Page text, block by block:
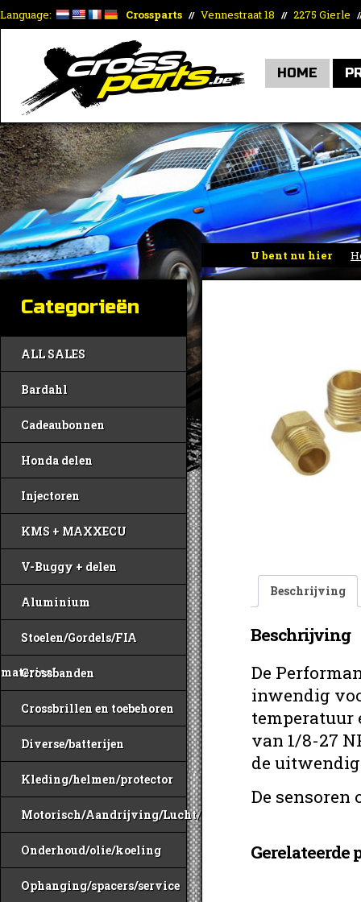
Language: Crossparts // Vennestraat 18 // 2275 Gierle
HOME
U bent nu hier
Categorieën
ALL SALES
Bardahl
Cadeaubonnen
Honda delen
Injectoren
KMS + MAXXECU
V-Buggy + delen
Aluminium
Stoelen/Gordels/FIA
materiaal
Crossbanden
Crossbrillen en toebehoren
Diverse/batterijen
Kleding/helmen/protector
Motorisch/Aandrijving/Lucht/Benzine
Onderhoud/olie/koeling
Ophanging/spacers/service
Beschrijving
Beschrijving
De
inwendig
temperatuur
van 1/8-27
de
De sensoren
Gerelateerde